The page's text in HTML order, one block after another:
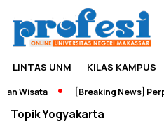
LINTAS UNM KILAS KAMPUS
Wisata [Breaking News]
TopikYogyakarta